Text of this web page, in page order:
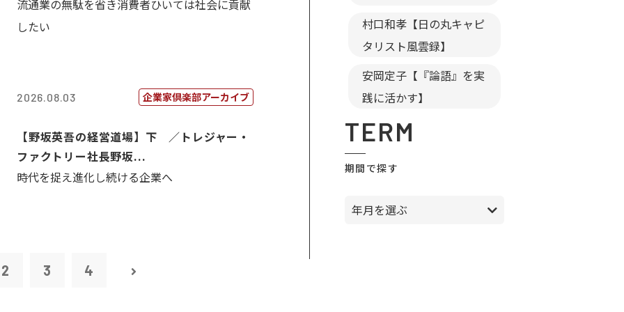
流通業の無駄を省き消費者ひいては社会に貢献
したい
2026.08.03 企業家倶楽部アーカイブ
【野坂英吾の経営道場】下 ／トレジャー・
ファクトリー社長野坂...
時代を捉え進化し続ける企業へ
2 3 4
村口和孝【日の丸キャピ
タリスト風雲録】
安岡定子【『論語』を実
践に活かす】
TERM
期間で探す
年月を選ぶ